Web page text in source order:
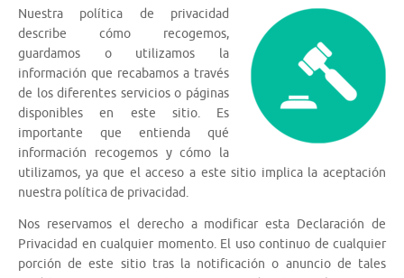
Nuestra política de privacidad
describe cómo recogemos,
guardamos o utilizamos la
información que recabamos a través
de los diferentes servicios o páginas
disponibles en este sitio. Es
importante que entienda qué
información recogemos y cómo la
utilizamos, ya que el acceso a este sitio implica la aceptación
nuestra política de privacidad.
Nos reservamos el derecho a modificar esta Declaración de
Privacidad en cualquier momento. El uso continuo de cualquier
porción de este sitio tras la notificación o anuncio de tales